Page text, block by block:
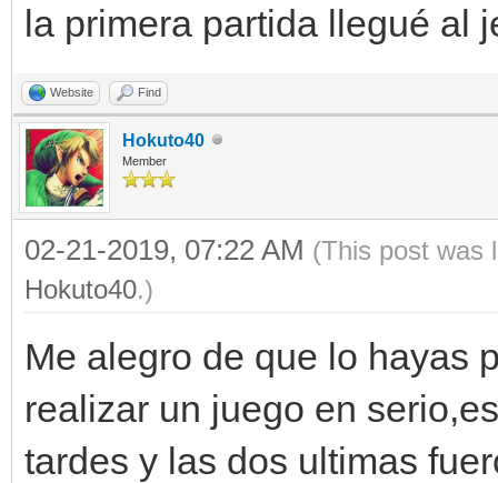
la primera partida llegué al
Website Find
Hokuto40
Member
02-21-2019, 07:22 AM (This post was
Hokuto40.)
Me alegro de que lo hayas
realizar un juego en
tardes y las dos ultimas